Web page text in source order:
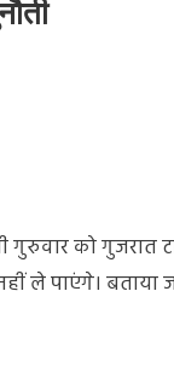
गुरुवार को
ले पाएंगे। बताया